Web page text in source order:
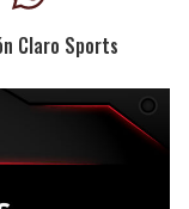
Claro Sports